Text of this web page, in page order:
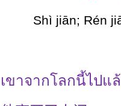
Shì jiān; Rén
เขาจากโลกนี้ไปแ